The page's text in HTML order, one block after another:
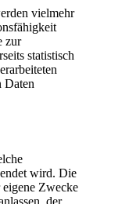
vielmehr
zur
statistisch
Daten
wird. Die
Zwecke
der